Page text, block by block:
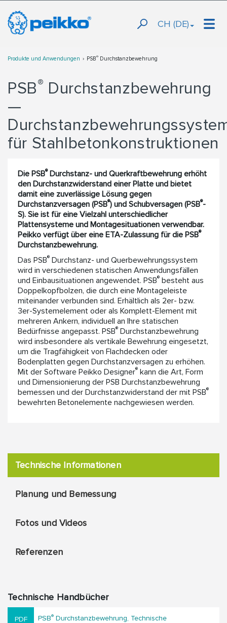
CH (DE)
Produkte und Anwendungen PSB® Durchstanzbewehrung
PSB® Durchstanzbewehrung
—
für Stahlbetonkonstruktionen
Die PSB®Durchstanz- und Querkraftbewehrung erhöht
den Durchstanzwiderstand einer Platte und bietet
damit eine zuverlässige Lösung gegen
Durchstanzversagen (PSB®) und Schubversagen (PSB®-
S). Sie ist für eine Vielzahl unterschiedlicher
Plattensysteme und Montagesituationen verwendbar.
Peikko verfügt über eine ETA-Zulassung für die PSB®
Durchstanzbewehrung.
Das PSB® Durchstanz- und Querbewehrungssystem
wird in verschiedenen statischen Anwendungsfällen
und Einbausituationen angewendet. PSB® besteht aus
Doppelkopfbolzen, die durch eine Montageleiste
miteinander verbunden sind. Erhältlich als 2er- bzw.
3er-Systemelement oder als Komplett-Element mit
mehreren Ankern, individuell an Ihre statischen
Bedürfnisse angepasst. PSB® Durchstanzbewehrung
wird insbesondere als vertikale Bewehrung eingesetzt,
um die Tragfähigkeit von Flachdecken oder
Bodenplatten gegen Durchstanzversagen zu erhöhen.
Mit der Software Peikko Designer® kann die Art, Form
und Dimensionierung der PSB Durchstanzbewehrung
bemessen und der Durchstanzwiderstand der mit PSB®
bewehrten Betonelemente nachgewiesen werden.
Technische Informationen
Planung und Bemessung
Fotos und Videos
Referenzen
Technische Handbücher
PSB® Durchstanzbewehrung, Technische